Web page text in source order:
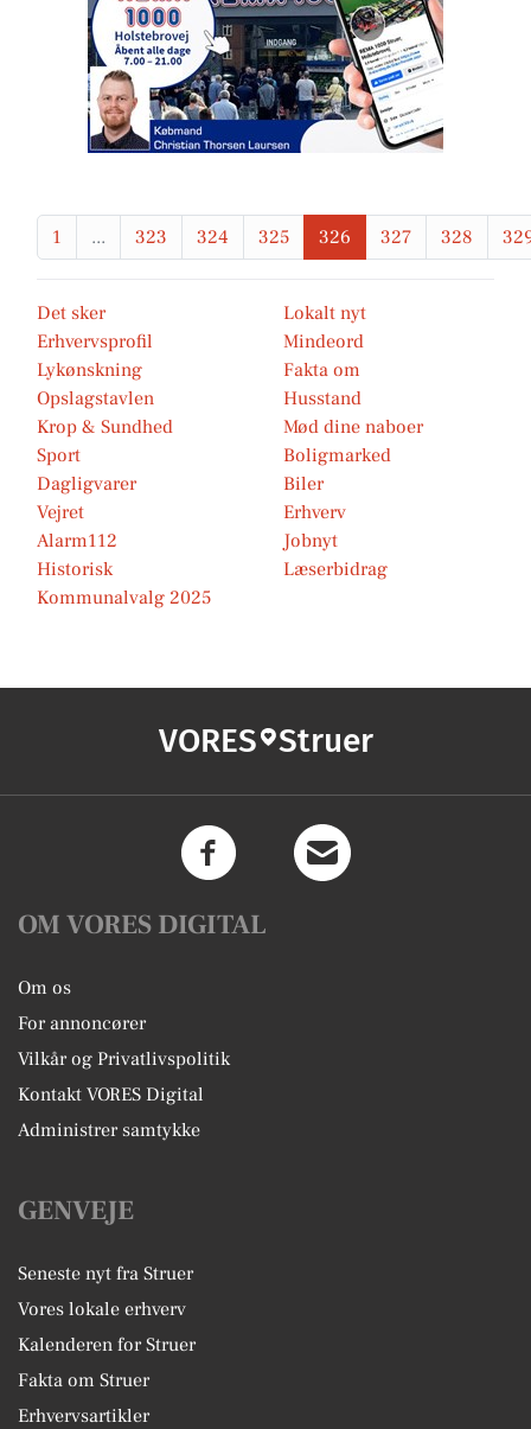
1 ... 323 324 325 326 327 328
Det sker
Lokalt nyt
Erhvervsprofil
Mindeord
Lykønskning
Fakta om
Opslagstavlen
Husstand
Krop & Sundhed
Mød dine naboer
Sport
Boligmarked
Dagligvarer
Biler
Vejret
Erhverv
Alarm112
Jobnyt
Historisk
Læserbidrag
Kommunalvalg 2025
VORES Struer
OM VORES DIGITAL
Om os
For annoncører
Vilkår og Privatlivspolitik
Kontakt VORES Digital
Administrer samtykke
GENVEJE
Seneste nyt fra Struer
Vores lokale erhverv
Kalenderen for Struer
Fakta om Struer
Erhvervsartikler